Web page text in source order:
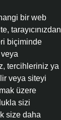
bir web
tarayıcınızdan
biçiminde
tercihleriniz ya
veya siteyi
üzere
sizi
size daha